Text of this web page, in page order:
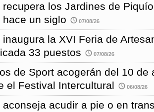
recupera los Jardines de
un siglo
07/08/26
inaugura la XVI Feria de
33 puestos
07/08/26
de Sport acogerán del 10 de
el Festival Intercultural
06/08/26
aconseja acudir a pie o en